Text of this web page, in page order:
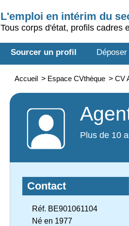
L'emploi en intérim du
Tous corps d'état, profils cadres
Sourcer un profil
Accueil > Espace CVthèque > CV
Plus de 10
Contact
Réf. BE901061104
Né en 1977